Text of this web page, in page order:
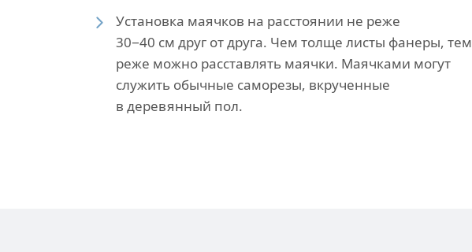
Установка маячков на расстоянии не реже
30−40 см друг от друга. Чем толще листы фанеры, тем
реже можно расставлять маячки. Маячками могут
служить обычные саморезы, вкрученные
в деревянный пол.